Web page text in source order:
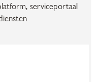
serviceportaal